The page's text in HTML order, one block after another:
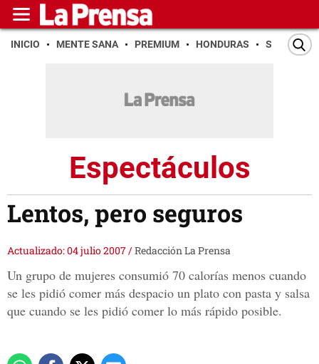
INICIO MENTE SANA PREMIUM HONDURAS SAN PEDRO
Espectáculos
Lentos, pero seguros
Actualizado: 04 julio 2007/Redacción La Prensa
Un grupo de mujeres consumió 70 calorías menos cuando
se les pidió comer más despacio un plato con pasta y salsa
que cuando se les pidió comer lo más rápido posible.